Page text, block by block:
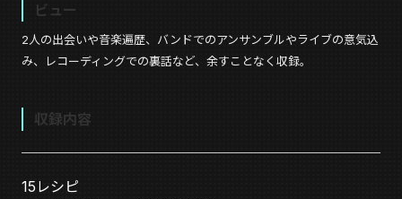
ビュー
2人の出会いや音楽遍歴、バンドでのアンサンブルやライブの意気込
み、レコーディングでの裏話など、余すことなく収録。
収録内容
15レシピ